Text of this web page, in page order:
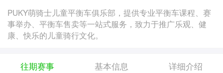
PUKY萌骑士儿童平衡车俱乐部，提供专业平衡车课程、赛
事举办、平衡车售卖等一站式服务，致力于推广乐观、健
康、快乐的儿童骑行文化。
往期赛事 基本信息 详细介绍